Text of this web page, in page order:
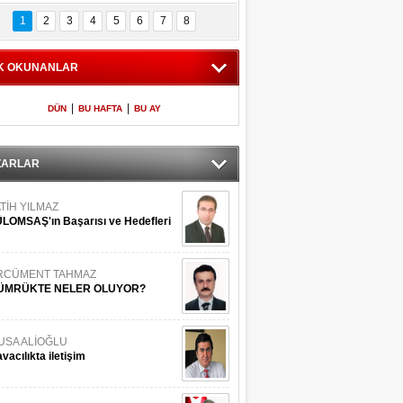
İstanbul
Adaları
600 milletvekilinin
listesi
1 2 3 4 5 6 7 8
OKUNANLAR
DÜN BU HAFTA BU AY
YILMAZ
Başarısı ve Hedefleri
TAHMAZ
NELER OLUYOR?
ALİOĞLU
iletişim